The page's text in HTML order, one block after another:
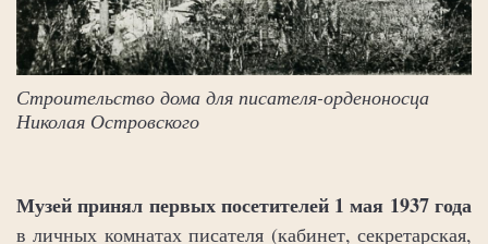
Строительство дома для писателя-орденоносца
Николая Островского
Музей принял первых посетителей 1 мая 1937 года
в личных комнатах писателя (кабинет, секретарская,